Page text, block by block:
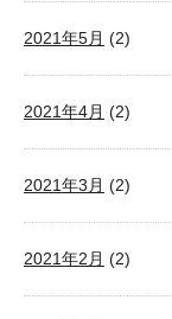
2021年5月 (2)
2021年4月 (2)
2021年3月 (2)
2021年2月 (2)